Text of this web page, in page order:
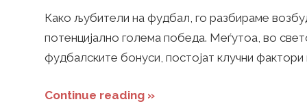
i
n
Како љубители на фудбал, го разбираме
потенцијално голема победа. Меѓутоа, во
фудбалските бонуси, постојат клучни
Continue reading »